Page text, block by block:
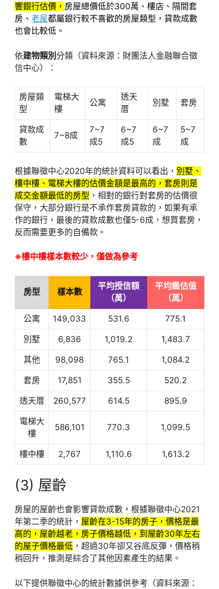
響銀行估價， 房屋總價低於300萬、樓店、隔間套
房、 老屋都屬銀行較不喜歡的房屋類型，貸款成數
也會比較低。
依建物類別 分類（資料來源：財團法人金融聯合徵
信中心）：
房屋類
型
電梯大
樓
公寓
透天
厝
別墅 套房
貸款成
數
7~8成
7~7
成5
6~7
成5
6~7
成
5~7
成
根據聯徵中心2020年的統計資料可以看出， 別墅、
樓中樓、電梯大樓的估價金額是最高的，套房則是
成交金額最低的房型 ，相對的銀行對套房的估價很
保守，大部分銀行是不承作套房貸款的，如果有承
作的銀行，最後的貸款成數也僅5-6成，想買套房，
反而需要更多的自備款。
※樓中樓樣本數較少，僅做為參考
房型 樣本數
平均授信額
（萬）
平均鑑估值
（萬）
公寓 149,033 531.6 775.1
別墅 6,836 1,019.2 1,483.7
其他 98,098 765.1 1,084.2
套房 17,851 355.5 520.2
透天厝 260,577 614.5 895.9
電梯大
樓
586,101 770.3 1,099.5
樓中樓 2,767 1,110.6 1,613.2
(3) 屋齡
房屋的屋齡也會影響貸款成數，根據聯徵中心2021
年第二季的統計， 屋齡在3-15年的房子，價格是最
高的，屋齡越老，房子價格越低，到屋齡30年左右
的屋子價格最低 ，超過30年卻又谷底反彈，價格稍
稍回升，推測是綜合了其他因素產生的結果。
以下提供聯徵中心的統計數據供參考（資料來源：